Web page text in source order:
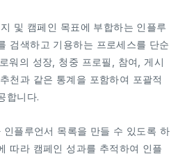
및 캠페인 목표에 부합하는 인플루
검색하고 기용하는 프로세스를 단순
워의 성장, 청중 프로필, 참여, 게시
천과 같은 통계을 포함하여 포괄적
합니다.
플루언서 목록을 만들 수 있도록 하
따라 캠페인 성과를 추적하여 인플